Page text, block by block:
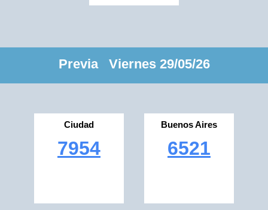
Previa Viernes 29/05/26
Ciudad
7954
Buenos Aires
6521